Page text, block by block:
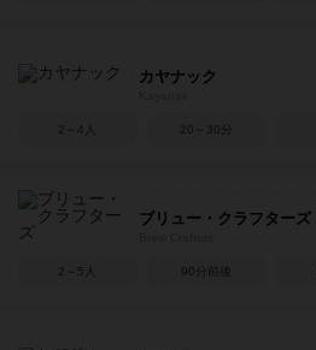
カヤナック
2～4人 20～30分
ブリュー・クラフターズ
2～5人 90分前後